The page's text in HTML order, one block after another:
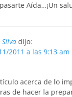
Aída…¡Un
Silva dijo:
2011 a las 9:13 am
acerca de lo
de hacer la